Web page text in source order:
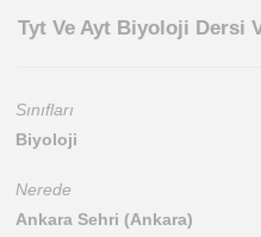
Tyt Ve Ayt Biyoloji Dersi
Sınıfları
Biyoloji
Nerede
Ankara Sehri (Ankara)